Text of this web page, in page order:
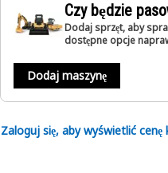
Czy będzie
Dodaj sprzęt, aby
dostępne opcje
Dodaj maszynę
Zaloguj się, aby wyświetlić cenę